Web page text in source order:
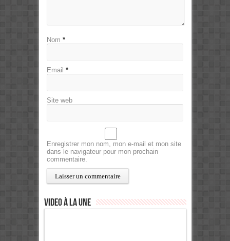
Nom *
Email *
Site web
Enregistrer mon nom, mon e-mail et mon site
dans le navigateur pour mon prochain
commentaire.
Video à la Une